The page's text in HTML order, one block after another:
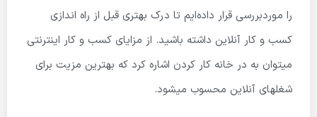
را موردبررسی قرار داده‌ایم تا درک بهتری قبل از راه اندازی
کسب و کار آنلاین داشته باشید. از مزایای کسب و کار اینترنتی
میتوان به در خانه کار کردن اشاره کرد که بهترین مزیت برای
شغل­های آنلاین محسوب میشود.